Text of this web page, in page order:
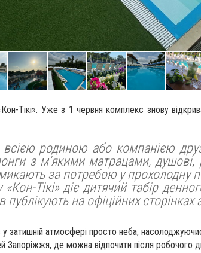
Тікі». Уже з 1 червня комплекс знову
всією родиною або компанією
з м’якими матрацами,
за потребою у прохолодну
Тікі» діє дитячий табір
публікують на офіційних
у затишній атмосфері просто неба,
Запоріжжя, де можна відпочити після робочого